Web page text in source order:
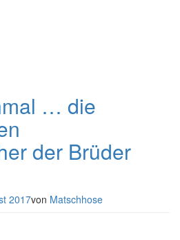
… die
der Brüder
2017von Matschhose